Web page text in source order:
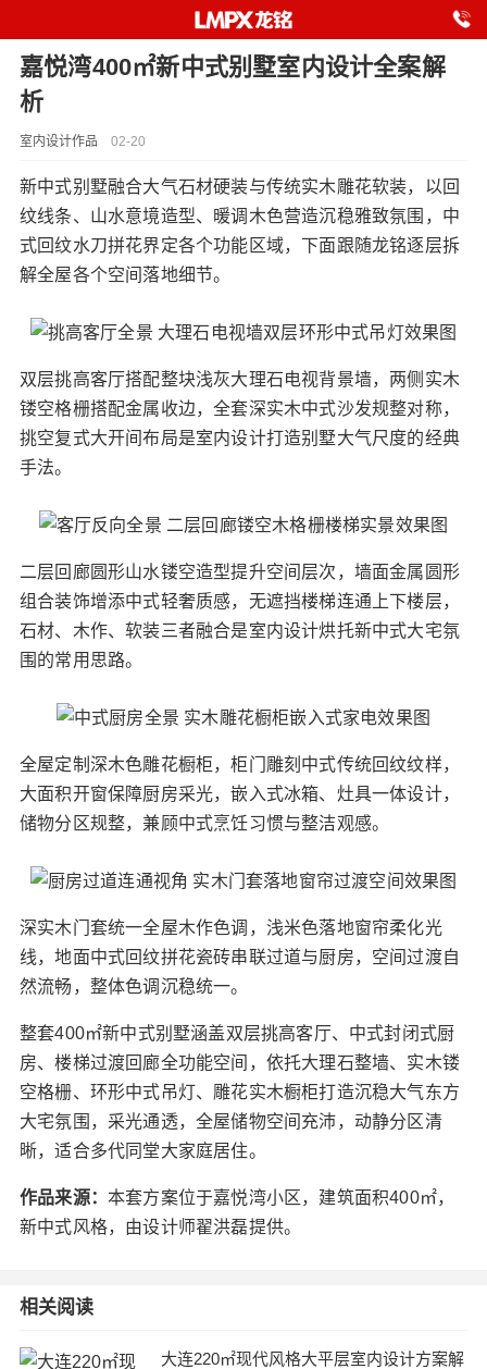
嘉悦湾400㎡新中式别墅室内设计全案解
析
室内设计作品 02-20
新中式别墅融合大气石材硬装与传统实木雕花软装，以回
纹线条、山水意境造型、暖调木色营造沉稳雅致氛围，中
式回纹水刀拼花界定各个功能区域，下面跟随龙铭逐层拆
解全屋各个空间落地细节。
双层挑高客厅搭配整块浅灰大理石电视背景墙，两侧实木
镂空格栅搭配金属收边，全套深实木中式沙发规整对称，
挑空复式大开间布局是室内设计打造别墅大气尺度的经典
手法。
二层回廊圆形山水镂空造型提升空间层次，墙面金属圆形
组合装饰增添中式轻奢质感，无遮挡楼梯连通上下楼层，
石材、木作、软装三者融合是室内设计烘托新中式大宅氛
围的常用思路。
全屋定制深木色雕花橱柜，柜门雕刻中式传统回纹纹样，
大面积开窗保障厨房采光，嵌入式冰箱、灶具一体设计，
储物分区规整，兼顾中式烹饪习惯与整洁观感。
深实木门套统一全屋木作色调，浅米色落地窗帘柔化光
线，地面中式回纹拼花瓷砖串联过道与厨房，空间过渡自
然流畅，整体色调沉稳统一。
整套400㎡新中式别墅涵盖双层挑高客厅、中式封闭式厨
房、楼梯过渡回廊全功能空间，依托大理石整墙、实木镂
空格栅、环形中式吊灯、雕花实木橱柜打造沉稳大气东方
大宅氛围，采光通透，全屋储物空间充沛，动静分区清
晰，适合多代同堂大家庭居住。
作品来源： 本套方案位于嘉悦湾小区，建筑面积400㎡，
新中式风格，由设计师翟洪磊提供。
相关阅读
大连220㎡现代风格大平层室内设计方案解